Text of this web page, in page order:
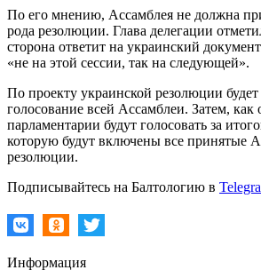
По его мнению, Ассамблея не должна
рода резолюции. Глава делегации
сторона ответит на украинский
«не на этой сессии, так на следующей».
По проекту украинской резолюции
голосование всей Ассамблеи. Затем, как
парламентарии будут голосовать за
которую будут включены все принятые
резолюции.
Подписывайтесь на Балтологию в
Информация